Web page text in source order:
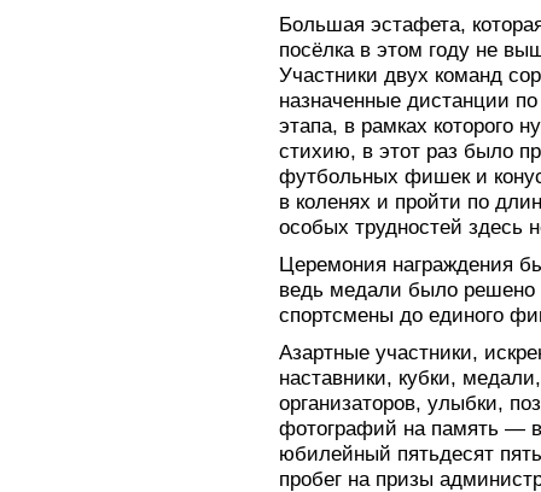
Большая эстафета,
посёлка в этом году не
Участники двух команд
назначенные дистанции
этапа, в рамках которого
стихию, в этот раз было
футбольных фишек и
в коленях и пройти по
особых трудностей здесь
Церемония награждения
ведь медали было решено
спортсмены до единого
Азартные участники,
наставники, кубки,
организаторов, улыбки,
фотографий на память —
юбилейный пятьдесят
пробег на призы